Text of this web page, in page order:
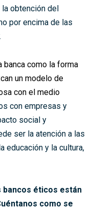
obtención del
por encima de las
banca como la forma
un modelo de
con el medio
con empresas y
social y
ser la atención a las
educación y la cultura,
bancos éticos están
como se